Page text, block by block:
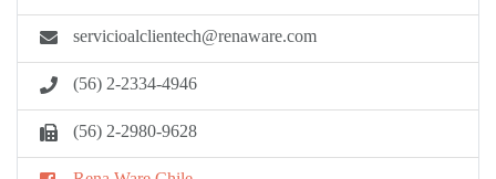
servicioalclientech@renaware.com
(56) 2-2334-4946
(56) 2-2980-9628